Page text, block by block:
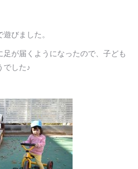
びました。
足が届くようになったので、子ども
でした♪